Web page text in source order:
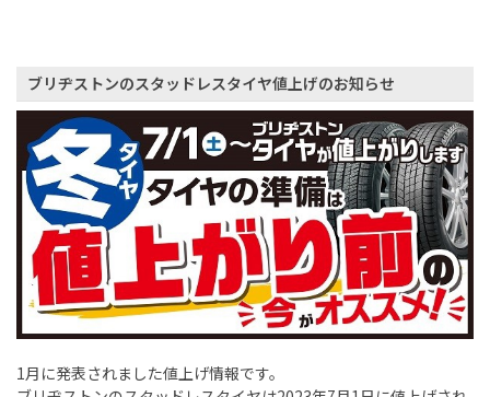
ブリヂストンのスタッドレスタイヤ値上げのお知らせ
1月に発表されました値上げ情報です。